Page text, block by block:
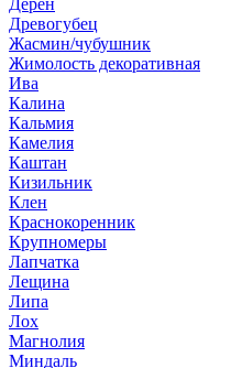
Дерен
Древогубец
Жасмин/чубушник
Жимолость декоративная
Ива
Калина
Кальмия
Камелия
Каштан
Кизильник
Клен
Краснокоренник
Крупномеры
Лапчатка
Лещина
Липа
Лох
Магнолия
Миндаль